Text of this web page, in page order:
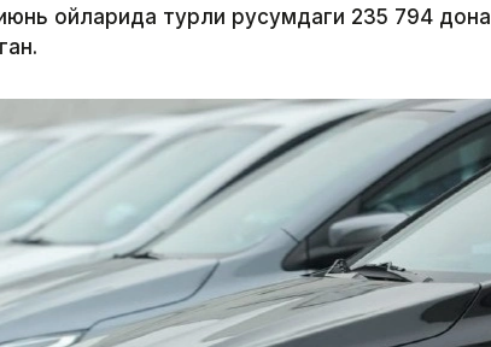
ойларида турли русумдаги 235 794 дона